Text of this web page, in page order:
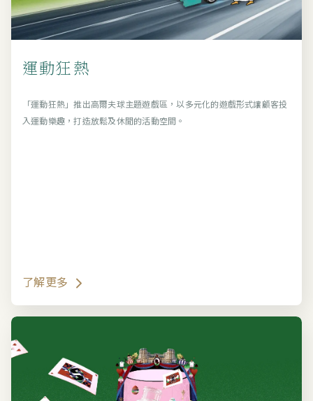
運動狂熱
「運動狂熱」推出高爾夫球主題遊戲區，以多元化的遊戲形式讓顧客投
入運動樂趣，打造放鬆及休閒的活動空間。
了解更多